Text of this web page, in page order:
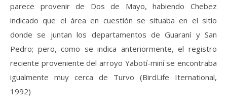
parece provenir de Dos de Mayo, habiendo Chebez
indicado que el área en cuestión se situaba en el sitio
donde se juntan los departamentos de Guaraní y San
Pedro; pero, como se indica anteriormente, el registro
reciente proveniente del arroyo Yabotí-miní se encontraba
igualmente muy cerca de Turvo (BirdLife Iternational,
1992)